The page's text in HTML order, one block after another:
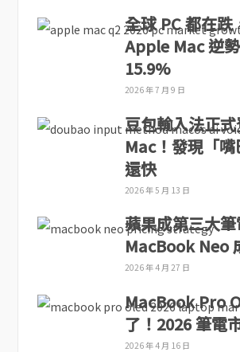
全球 PC 都在跌
Apple Mac 逆
15.9%
2026 年 7 月 9 日
豆包輸入法正
Mac！發現「
還快
2026 年 5 月 13 日
蘋果成第三大筆
MacBook Neo
2026 年 4 月 27 日
MacBook Pro
了！2026 筆電
2026 年 4 月 16 日